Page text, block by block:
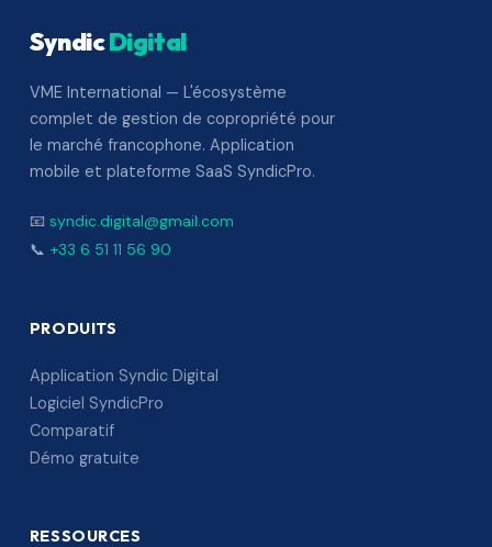
SyndicDigital
VME International — L'écosystème
complet de gestion de copropriété pour
le marché francophone. Application
mobile et plateforme SaaS SyndicPro.
📧 syndic.digital@gmail.com
📞 +33 6 51 11 56 90
PRODUITS
Application Syndic Digital
Logiciel SyndicPro
Comparatif
Démo gratuite
RESSOURCES